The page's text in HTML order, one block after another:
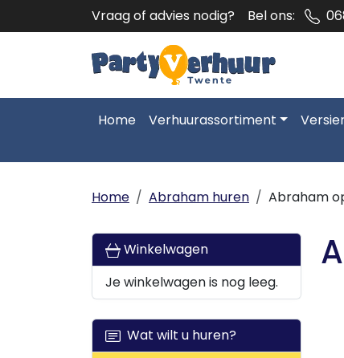
Vraag of advies nodig? Bel ons:
Home Verhuurassortiment
Home Abraham huren Abraham
Winkelwagen
Je winkelwagen is nog leeg.
Wat wilt u huren?